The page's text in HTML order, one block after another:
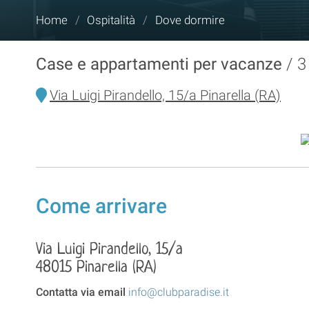
Tu
Home / Ospitalità / Dove dormire
Case e appartamenti per vacanze
Via Luigi Pirandello, 15/a Pinarella (RA)
Come arrivare
Via Luigi Pirandello, 15/a
48015 Pinarella (RA)
Contatta via email info@clubparadise.it